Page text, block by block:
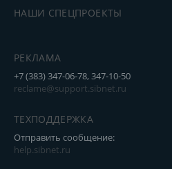
НАШИ СПЕЦПРОЕКТЫ
РЕКЛАМА
+7 (383) 347-06-78, 347-10-50
reclame@support.sibnet.ru
ТЕХПОДДЕРЖКА
Отправить сообщение:
help.sibnet.ru